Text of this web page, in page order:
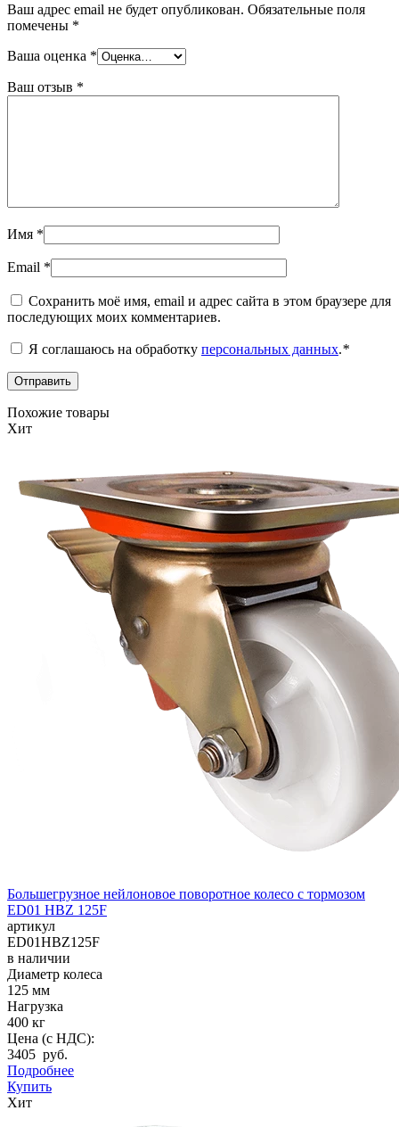
Ваш адрес email не будет опубликован. Обязательные поля
помечены *
Ваша оценка *
Ваш отзыв *
Имя *
Email *
Сохранить моё имя, email и адрес сайта в этом браузере для
последующих моих комментариев.
Я соглашаюсь на обработку персональных данных.*
Похожие товары
Хит
Большегрузное нейлоновое поворотное колесо с тормозом
ED01 HBZ 125F
артикул
ED01HBZ125F
в наличии
Диаметр колеса
125 мм
Нагрузка
400 кг
Цена (с НДС):
3405 руб.
Подробнее
Купить
Хит